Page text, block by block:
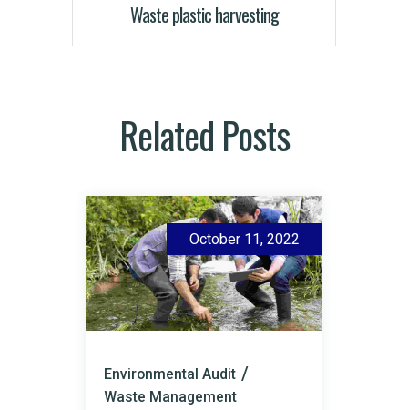
Waste plastic harvesting
Related Posts
October 11, 2022
Environmental Audit
Waste Management